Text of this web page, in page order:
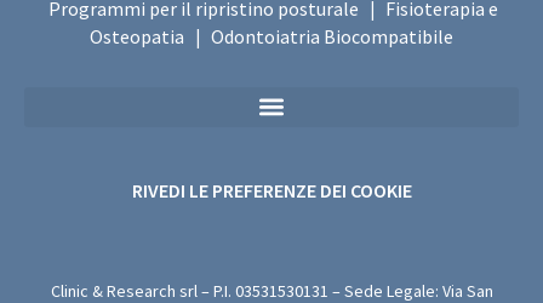
Programmi per il ripristino posturale | Fisioterapia e
Osteopatia | Odontoiatria Biocompatibile
RIVEDI LE PREFERENZE DEI COOKIE
Clinic & Research srl – P.I. 03531530131 – Sede Legale: Via San